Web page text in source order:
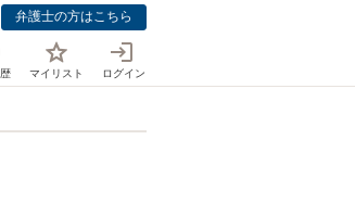
弁護士の方はこちら
マイリスト ログイン